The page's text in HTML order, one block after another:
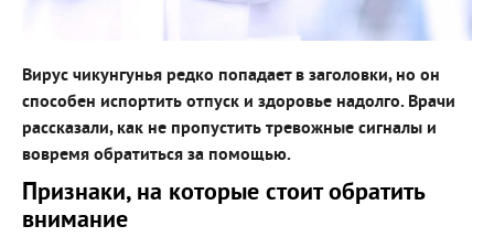
Вирус чикунгунья редко попадает в заголовки, но он
способен испортить отпуск и здоровье надолго. Врачи
рассказали, как не пропустить тревожные сигналы и
вовремя обратиться за помощью.
Признаки, на которые стоит обратить
внимание